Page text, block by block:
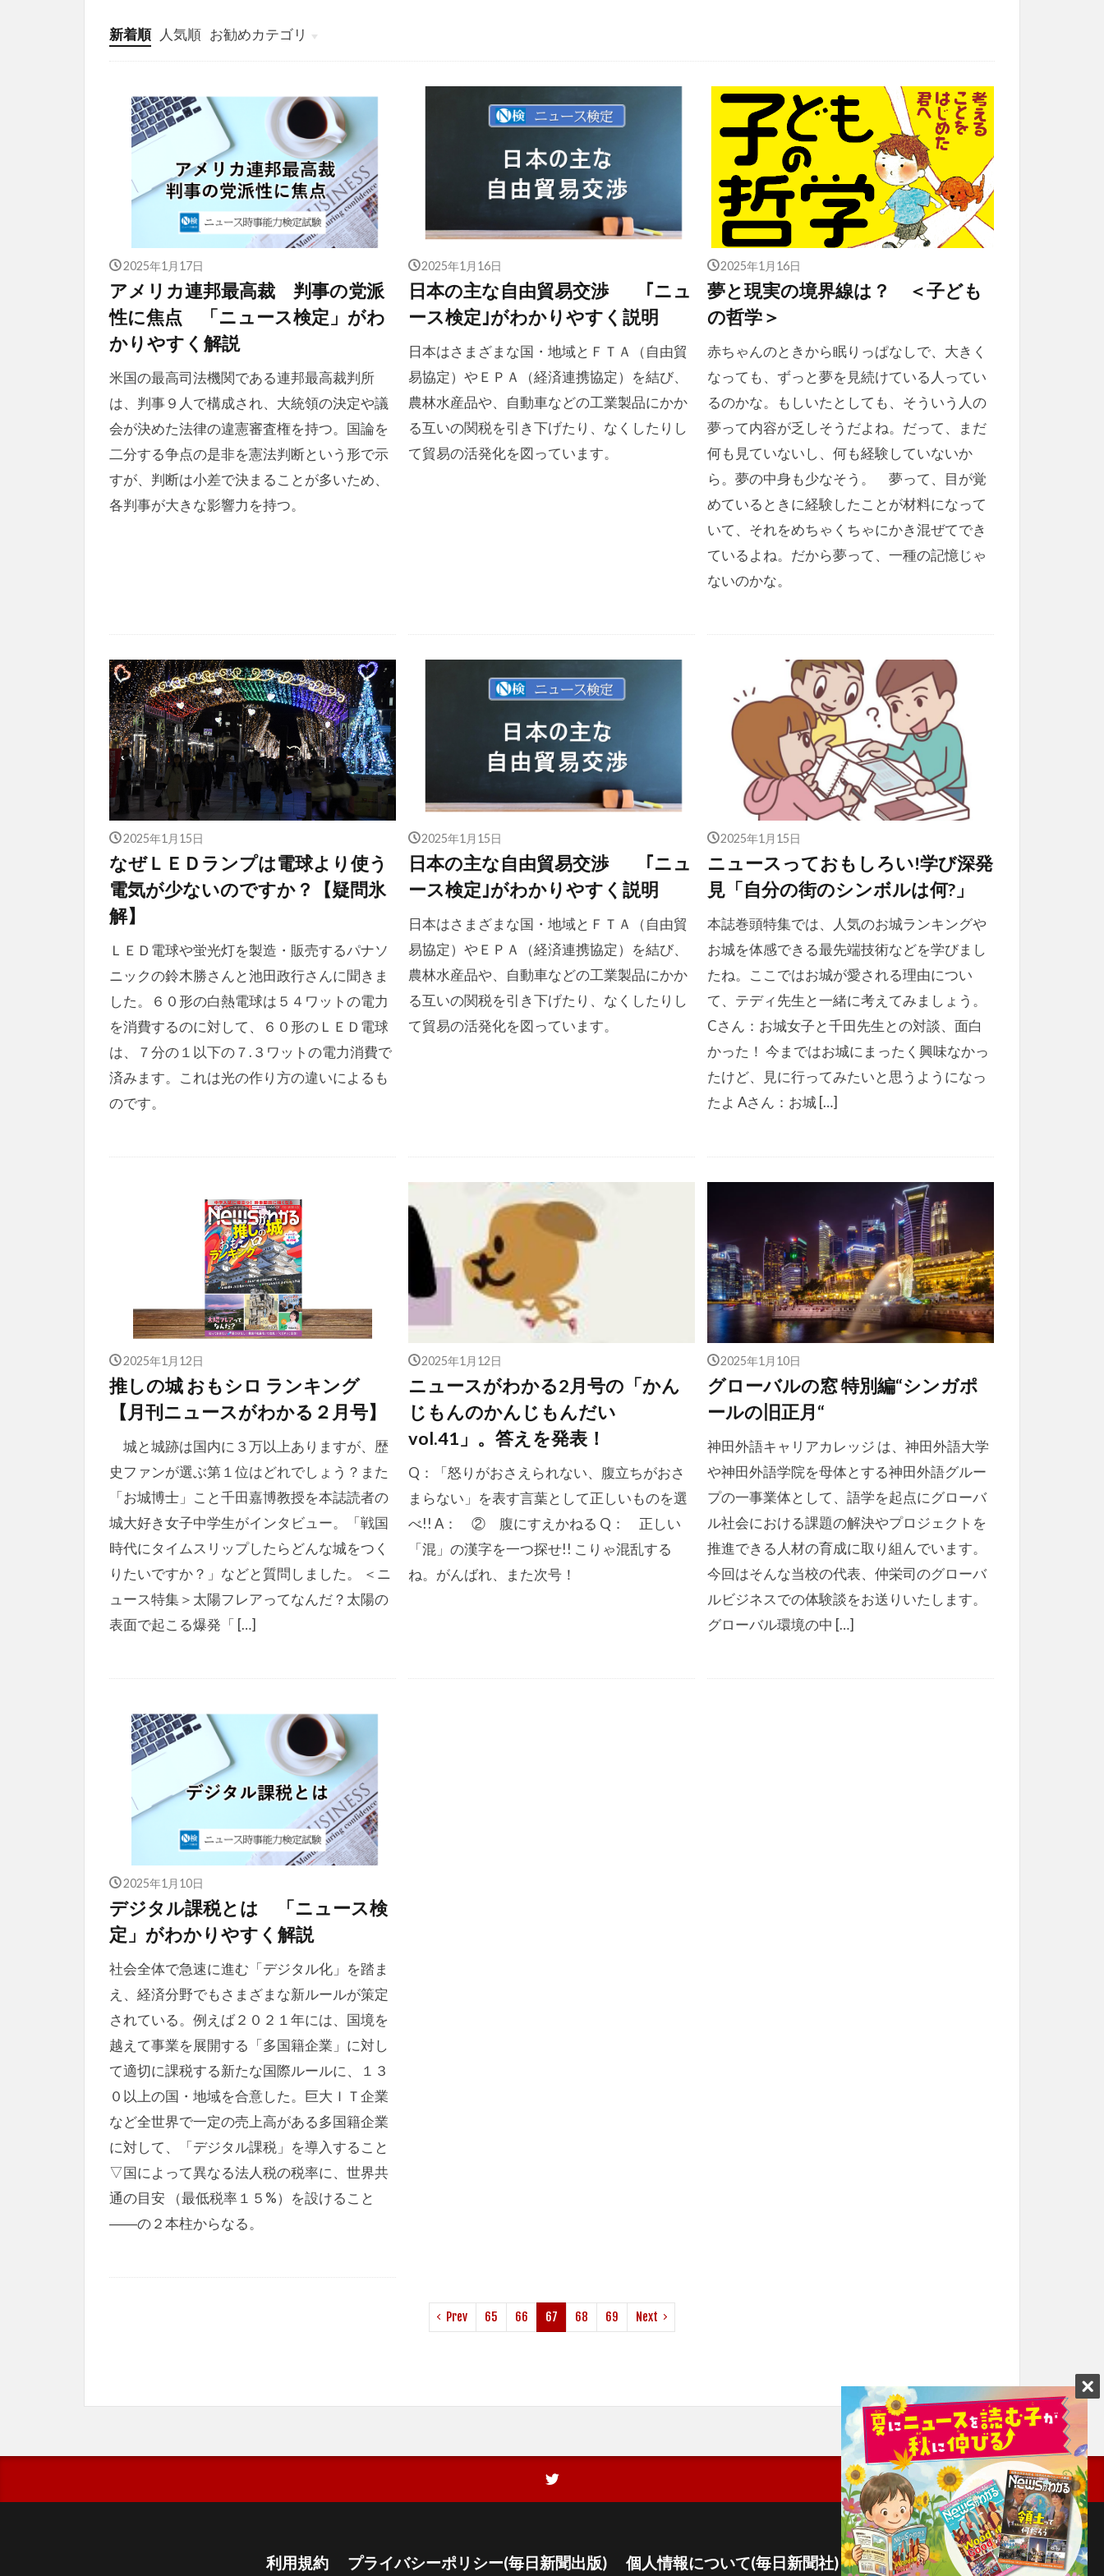
新着順 人気順 お勧めカテゴリ
投稿
学び
マンガ
電子書籍
2025年1月17日
アメリカ連邦最高裁 判事の党派
性に焦点 「ニュース検定」がわ
かりやすく解説
米国の最高司法機関である連邦最高裁判所
は、判事９人で構成され、大統領の決定や議
会が決めた法律の違憲審査権を持つ。国論を
二分する争点の是非を憲法判断という形で示
すが、判断は小差で決まることが多いため、
各判事が大きな影響力を持つ。
2025年1月16日
日本の主な自由貿易交渉 ｢ニュ
ース検定｣がわかりやすく説明
日本はさまざまな国・地域とＦＴＡ（自由貿
易協定）やＥＰＡ（経済連携協定）を結び、
農林水産品や、自動車などの工業製品にかか
る互いの関税を引き下げたり、なくしたりし
て貿易の活発化を図っています。
2025年1月16日
夢と現実の境界線は？ ＜子ども
の哲学＞
赤ちゃんのときから眠りっぱなしで、大きく
なっても、ずっと夢を見続けている人ってい
るのかな。もしいたとしても、そういう人の
夢って内容が乏しそうだよね。だって、まだ
何も見ていないし、何も経験していないか
ら。夢の中身も少なそう。 夢って、目が覚
めているときに経験したことが材料になって
いて、それをめちゃくちゃにかき混ぜてでき
ているよね。だから夢って、一種の記憶じゃ
ないのかな。
2025年1月15日
なぜＬＥＤランプは電球より使う
電気が少ないのですか？【疑問氷
解】
ＬＥＤ電球や蛍光灯を製造・販売するパナソ
ニックの鈴木勝さんと池田政行さんに聞きま
した。６０形の白熱電球は５４ワットの電力
を消費するのに対して、６０形のＬＥＤ電球
は、７分の１以下の７.３ワットの電力消費で
済みます。これは光の作り方の違いによるも
のです。
2025年1月15日
日本の主な自由貿易交渉 ｢ニュ
ース検定｣がわかりやすく説明
日本はさまざまな国・地域とＦＴＡ（自由貿
易協定）やＥＰＡ（経済連携協定）を結び、
農林水産品や、自動車などの工業製品にかか
る互いの関税を引き下げたり、なくしたりし
て貿易の活発化を図っています。
2025年1月15日
ニュースっておもしろい!学び深発
見「自分の街のシンボルは何?」
本誌巻頭特集では、人気のお城ランキングや
お城を体感できる最先端技術などを学びまし
たね。ここではお城が愛される理由につい
て、テディ先生と一緒に考えてみましょう。
Cさん：お城女子と千田先生との対談、面白
かった！ 今まではお城にまったく興味なかっ
たけど、見に行ってみたいと思うようになっ
たよ Aさん：お城 […]
2025年1月12日
推しの城 おもシロ ランキング
【月刊ニュースがわかる２月号】
城と城跡は国内に３万以上ありますが、歴
史ファンが選ぶ第１位はどれでしょう？また
「お城博士」こと千田嘉博教授を本誌読者の
城大好き女子中学生がインタビュー。「戦国
時代にタイムスリップしたらどんな城をつく
りたいですか？」などと質問しました。 ＜ニ
ュース特集＞太陽フレアってなんだ？太陽の
表面で起こる爆発「 […]
2025年1月12日
ニュースがわかる2月号の「かん
じもんのかんじもんだい
vol.41」。答えを発表！
Q：「怒りがおさえられない、腹立ちがおさ
まらない」を表す言葉として正しいものを選
べ!! A： ② 腹にすえかねる Q： 正しい
「混」の漢字を一つ探せ!! こりゃ混乱する
ね。がんばれ、また次号！
2025年1月10日
グローバルの窓 特別編“シンガポ
ールの旧正月“
神田外語キャリアカレッジ は、神田外語大学
や神田外語学院を母体とする神田外語グルー
プの一事業体として、語学を起点にグローバ
ル社会における課題の解決やプロジェクトを
推進できる人材の育成に取り組んでいます。
今回はそんな当校の代表、仲栄司のグローバ
ルビジネスでの体験談をお送りいたします。
グローバル環境の中 […]
2025年1月10日
デジタル課税とは 「ニュース検
定」がわかりやすく解説
社会全体で急速に進む「デジタル化」を踏ま
え、経済分野でもさまざまな新ルールが策定
されている。例えば２０２１年には、国境を
越えて事業を展開する「多国籍企業」に対し
て適切に課税する新たな国際ルールに、１３
０以上の国・地域を合意した。巨大ＩＴ企業
など全世界で一定の売上高がある多国籍企業
に対して、「デジタル課税」を導入すること
▽国によって異なる法人税の税率に、世界共
通の目安 （最低税率１５%）を設けること
――の２本柱からなる。
Prev 65 66 67 68 69 Next
利用規約 プライバシーポリシー(毎日新聞出版) 個人情報について(毎日新聞社)